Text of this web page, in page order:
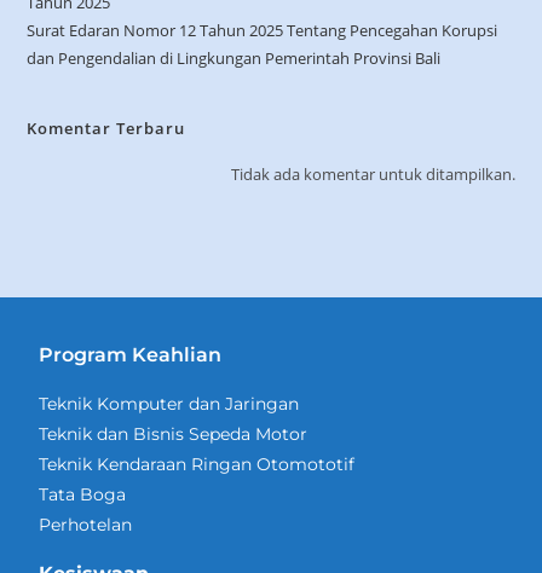
Surat Edaran Nomor 12 Tahun 2025 Tentang Pencegahan Korupsi
dan Pengendalian di Lingkungan Pemerintah Provinsi Bali
Komentar Terbaru
Tidak ada komentar untuk ditampilkan.
Program Keahlian
Teknik Komputer dan Jaringan
Teknik dan Bisnis Sepeda Motor
Teknik Kendaraan Ringan Otomototif
Tata Boga
Perhotelan